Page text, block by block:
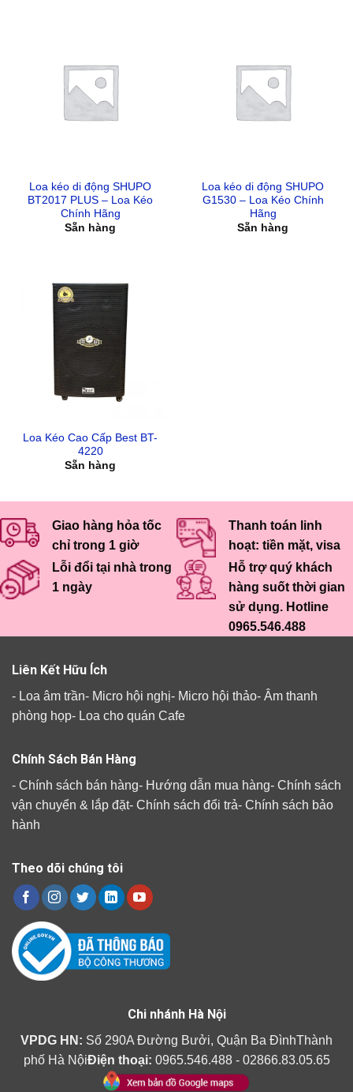
Loa kéo di động SHUPO
BT2017 PLUS – Loa Kéo
Chính Hãng
Sẵn hàng
Loa kéo di động SHUPO
G1530 – Loa Kéo Chính
Hãng
Sẵn hàng
Loa Kéo Cao Cấp Best BT-
4220
Sẵn hàng
Giao hàng hỏa tốc
chỉ trong 1 giờ
Thanh toán linh
hoạt: tiền mặt, visa
Lỗi đổi tại nhà trong
1 ngày
Hỗ trợ quý khách
hàng suốt thời gian
sử dụng. Hotline
0965.546.488
Liên Kết Hữu Ích
- Loa âm trần- Micro hội nghị- Micro hội thảo- Âm thanh
phòng họp- Loa cho quán Cafe
Chính Sách Bán Hàng
- Chính sách bán hàng- Hướng dẫn mua hàng- Chính sách
vận chuyển & lắp đặt- Chính sách đổi trả- Chính sách bảo
hành
Theo dõi chúng tôi
Chi nhánh Hà Nội
VPDG HN: Số 290A Đường Bưởi, Quận Ba ĐìnhThành
phố Hà NộiĐiện thoại: 0965.546.488 - 02866.83.05.65